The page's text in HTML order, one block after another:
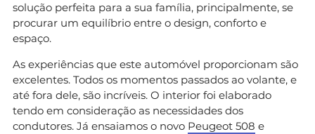
solução perfeita para a sua família, principalmente, se
procurar um equilíbrio entre o design, conforto e
espaço.
As experiências que este automóvel proporcionam são
excelentes. Todos os momentos passados ao volante, e
até fora dele, são incríveis. O interior foi elaborado
tendo em consideração as necessidades dos
condutores. Já ensaiamos o novo Peugeot 508 e